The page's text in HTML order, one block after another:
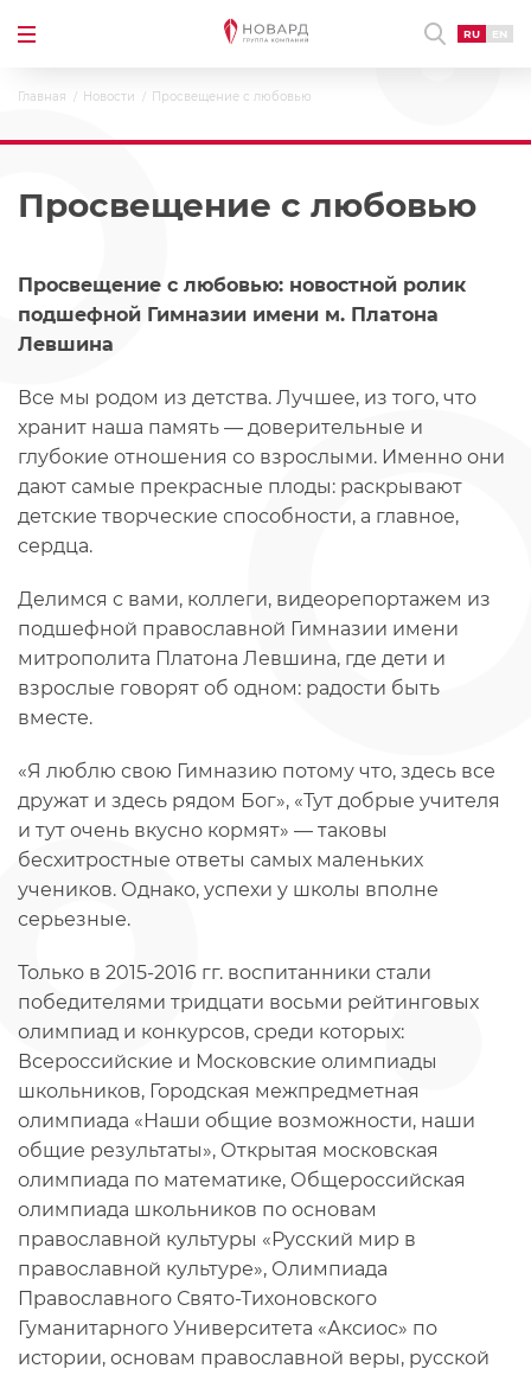
RU EN
Главная Новости Просвещение с любовью
Просвещение с любовью
Просвещение с любовью: новостной ролик
подшефной Гимназии имени м. Платона
Левшина
Все мы родом из детства. Лучшее, из того, что
хранит наша память — доверительные и
глубокие отношения со взрослыми. Именно они
дают самые прекрасные плоды: раскрывают
детские творческие способности, а главное,
сердца.
Делимся с вами, коллеги, видеорепортажем из
подшефной православной Гимназии имени
митрополита Платона Левшина, где дети и
взрослые говорят об одном: радости быть
вместе.
«Я люблю свою Гимназию потому что, здесь все
дружат и здесь рядом Бог», «Тут добрые учителя
и тут очень вкусно кормят» — таковы
бесхитростные ответы самых маленьких
учеников. Однако, успехи у школы вполне
серьезные.
Только в 2015-2016 гг. воспитанники стали
победителями тридцати восьми рейтинговых
олимпиад и конкурсов, среди которых:
Всероссийские и Московские олимпиады
школьников, Городская межпредметная
олимпиада «Наши общие возможности, наши
общие результаты», Открытая московская
олимпиада по математике, Общероссийская
олимпиада школьников по основам
православной культуры «Русский мир в
православной культуре», Олимпиада
Православного Свято-Тихоновского
Гуманитарного Университета «Аксиос» по
истории, основам православной веры, русской